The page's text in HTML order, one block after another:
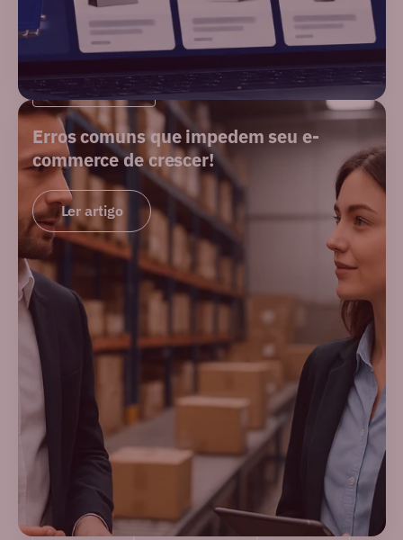
PERFORMANCE
Erros comuns que impedem seu e-
commerce de crescer!
Ler artigo
NOVIDADES PERFORMANCE SOLUÇÕES